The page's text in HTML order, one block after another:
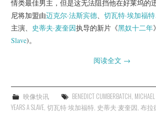
情类最佳男主，但是这无法阻挡他在好莱坞的
尼将加盟由迈克尔·法斯宾德、切瓦特·埃加福特
主演、 史蒂夫·麦奎因执导的新片《黑奴十二年
Slave)。
阅读全文 →
映像快讯 BENEDICT CUMBERBATCH,
YEARS A SLAVE,切瓦特·埃加福特, 史蒂夫·麦奎因,布拉